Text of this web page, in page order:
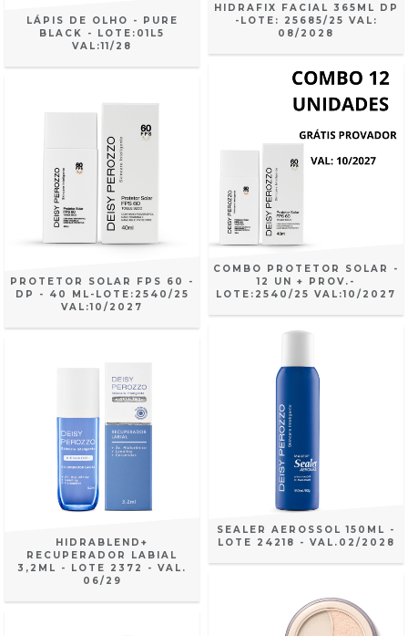
LÁPIS DE OLHO - PURE
BLACK - LOTE:01L5
VAL:11/28
HIDRAFIX FACIAL 365ML DP
-LOTE: 25685/25 VAL:
08/2028
PROTETOR SOLAR FPS 60 -
DP - 40 ML-LOTE:2540/25
VAL:10/2027
COMBO PROTETOR SOLAR -
12 UN + PROV.-
LOTE:2540/25 VAL:10/2027
HIDRABLEND+
RECUPERADOR LABIAL
3,2ML - LOTE 2372 - VAL.
06/29
SEALER AEROSSOL 150ML -
LOTE 24218 - VAL.02/2028